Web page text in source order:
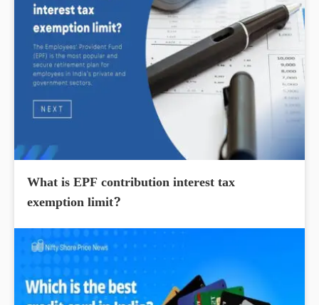
What is EPF contribution interest tax
exemption limit?